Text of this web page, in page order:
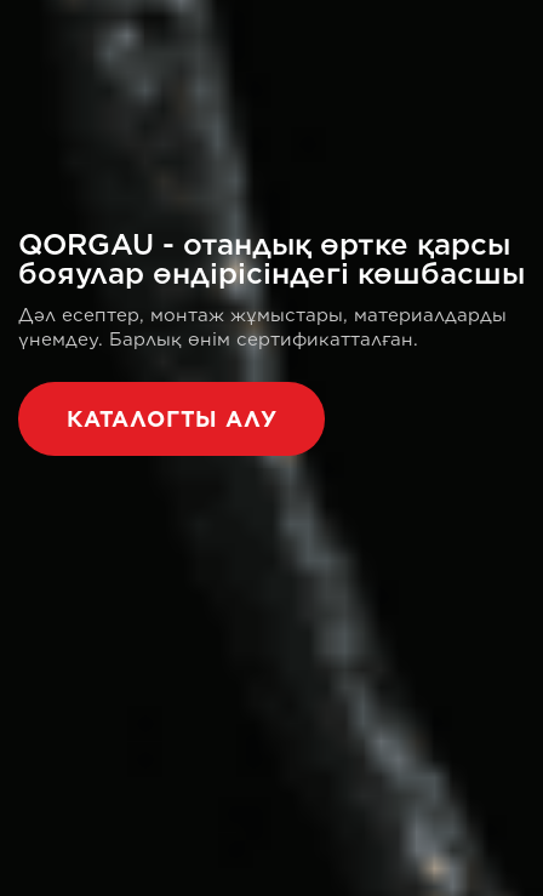
QORGAU - отандық өртке қарсы
бояулар өндірісіндегі көшбасшы
Дәл есептер, монтаж жұмыстары, материалдарды
үнемдеу. Барлық өнім сертификатталған.
КАТАЛОГТЫ АЛУ